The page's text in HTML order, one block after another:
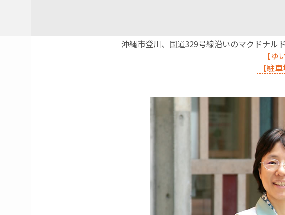
沖縄市登川、国道329号線沿いのマクドナル
【ゆ
【駐